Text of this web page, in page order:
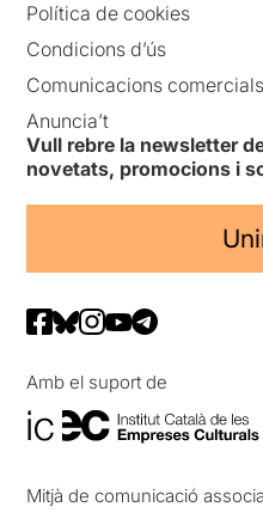
Política de cookies
Condicions d’ús
Comunicacions
Anuncia’t
Vull rebre la newsletter
novetats, promocions i
Amb el suport de
Mitjà de comunicació